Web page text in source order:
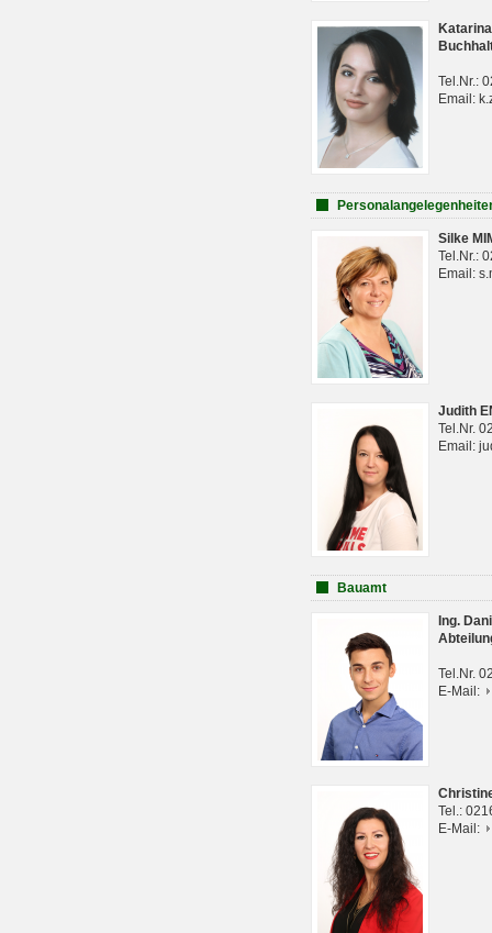
Tel.Nr.:
Email:
Silke
Tel.Nr.:
Email:
Judith
Tel.Nr.
Email:
Bauamt
Ing.
Tel.Nr.
E-Mail:
Tel.:
E-Mail: